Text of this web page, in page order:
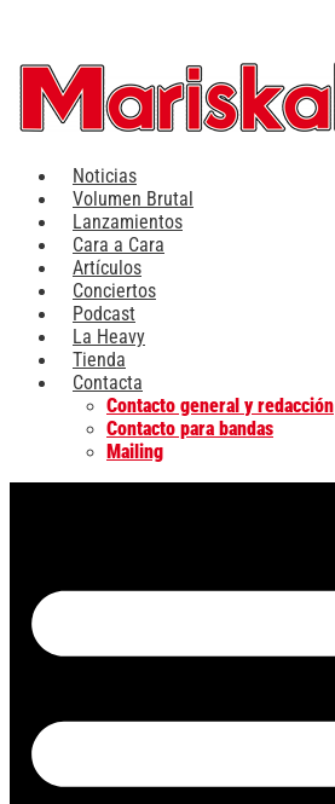
contenido
Noticias
Volumen Brutal
Lanzamientos
Cara a Cara
Artículos
Conciertos
Podcast
La Heavy
Tienda
Contacta
Contacto general y redacción
Contacto para bandas
Mailing